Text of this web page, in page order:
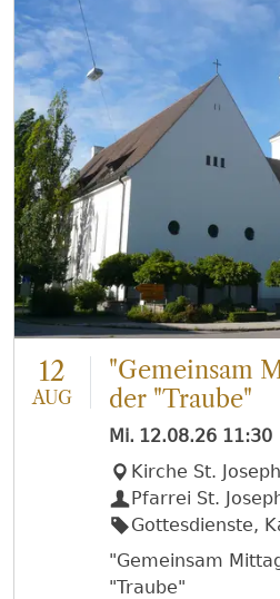
12
AUG
"Gemeinsam
der "Traube"
Mi. 12.08.26 11:30
Kirche St.
Pfarrei St.
Gottesdienste,
"Gemeinsam
"Traube"